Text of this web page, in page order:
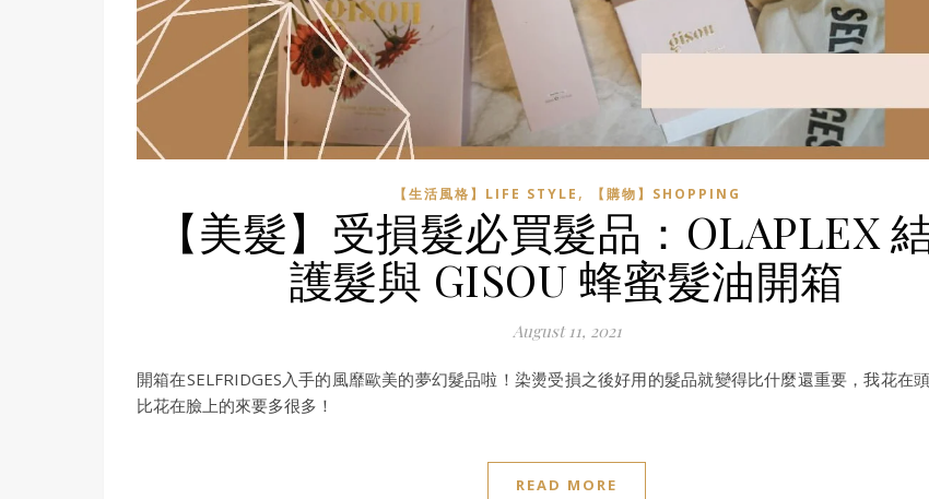
【生活風格】LIFE STYLE , 【購物】SHOPPING
【美髮】受損髮必買髮品：OLAPLEX
護髮與 GISOU 蜂蜜髮油開箱
August 11, 2021
開箱在SELFRIDGES入手的風靡歐美的夢幻髮品啦！染燙受損之後好用的髮品就變得比什麼還重要，我花在
比花在臉上的來要多很多！
READ MORE